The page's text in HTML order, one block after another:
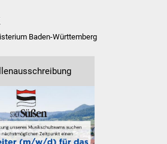
NETZMonitor
Gesundheit und Notfall
Pflege von Angehörigen
Baden-Württemberg